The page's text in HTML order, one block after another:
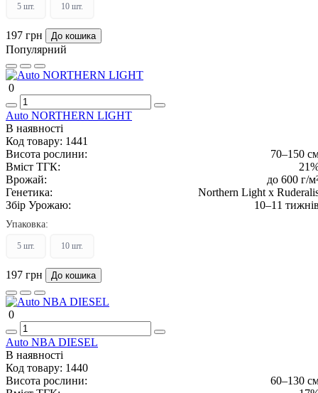
5 шт. 10 шт.
197 грн До кошика
Популярний
0
Auto NORTHERN LIGHT
В наявності
Код товару: 1441
Висота рослини:
70–150
Вміст ТГК:
Врожай:
до 600 г/
Генетика:
Northern Light x
Збір Урожаю:
10–11
Упаковка:
5 шт. 10 шт.
197 грн До кошика
0
Auto NBA DIESEL
В наявності
Код товару: 1440
Висота рослини:
60–130